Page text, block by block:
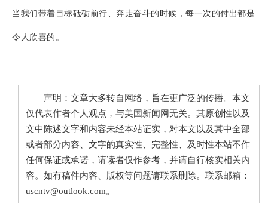
当我们带着目标砥砺前行、奔走奋斗的时候，每一次的付出都是
令人欣喜的。
声明：文章大多转自网络，旨在更广泛的传播。本文
仅代表作者个人观点，与美国新闻网无关。其原创性以及
文中陈述文字和内容未经本站证实，对本文以及其中全部
或者部分内容、文字的真实性、完整性、及时性本站不作
任何保证或承诺，请读者仅作参考，并请自行核实相关内
容。如有稿件内容、版权等问题请联系删除。联系邮箱：
uscntv@outlook.com。